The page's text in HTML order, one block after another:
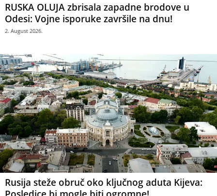
RUSKA OLUJA zbrisala zapadne brodove u
Odesi: Vojne isporuke završile na dnu!
2. August 2026.
Rusija steže obruč oko ključnog aduta Kijeva: